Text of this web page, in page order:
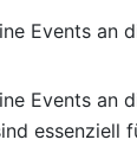
Events an
Events an